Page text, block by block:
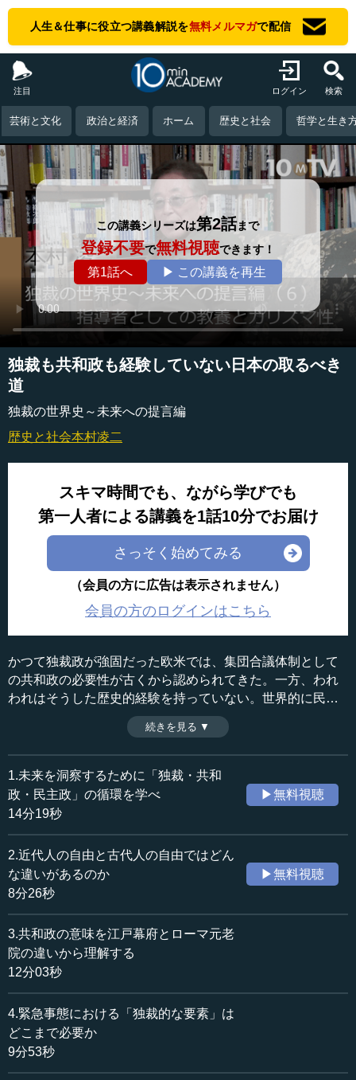
人生＆仕事に役立つ講義解説を無料メルマガで配信
注目 ログイン 検索
芸術と文化 政治と経済 ホーム 歴史と社会 哲学と生き
この講義シリーズは第2話まで
登録不要で無料視聴できます！
第1話へ ▶ この講義を再生
独裁も共和政も経験していない日本の取るべき
道
独裁の世界史～未来への提言編
歴史と社会本村凌二
スキマ時間でも、ながら学びでも
第一人者による講義を1話10分でお届け
さっそく始めてみる
（会員の方に広告は表示されません）
会員の方のログインはこちら
かつて独裁政が強固だった欧米では、集団合議体制として
の共和政の必要性が古くから認められてきた。一方、われ
われはそうした歴史的経験を持っていない。世界的に民主
主義についてのマイナス面が浮上している昨今、日本はそ
れをどう乗り越えていくべきなのか、また指導者に求めら
れているものは何なのか、改めて考えたい。（全10話中第6
話）
※インタビュアー：川上達史（テンミニッツTV編集長）
収録日：2020年8月7日
追加日：2020年12月4日
カテゴリー：
歴史・民族
≪全文≫
●共和政的なものを日本で根づかせていくのは非常に
困難
―― 日本にとって、今後どうしていくかというときに一
つ考えられるのが（古代）ギリシアの場合、民主主義の失
敗があると独裁政に行くような振り子があったことです。
この振り子に非常に振れ幅があったという話は、今回の講
義シリーズでも先生からご指摘をいただいています。
世界的な流れを見ますと、今まで当然として行われてき
た民主主義についてのマイナス面がいろいろ浮上していま
す。指導者にも、どちらかというとポピュリズム的な政治
続きを見る ▼
1.未来を洞察するために「独裁・共和
政・民主政」の循環を学べ
14分19秒
▶無料視聴
2.近代人の自由と古代人の自由ではどん
な違いがあるのか
8分26秒
▶無料視聴
3.共和政の意味を江戸幕府とローマ元老
院の違いから理解する
12分03秒
4.緊急事態における「独裁的な要素」は
どこまで必要か
9分53秒